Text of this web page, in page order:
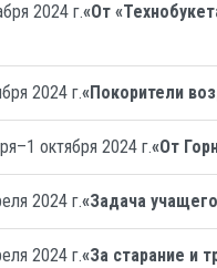
2024 г.«От
2024 г.«Покорители
октября 2024 г.«От
2024 г.«Задача
2024 г.«За старание и